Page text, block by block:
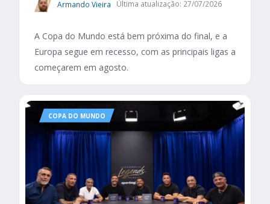
Armando Vieira Última atualização: 27/07/2026
A Copa do Mundo está bem próxima do final, e a
Europa segue em recesso, com as principais ligas a
começarem em agosto.
COPA DO MUNDO